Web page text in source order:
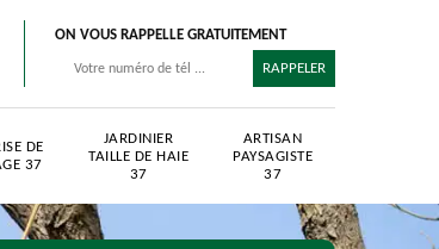
ON VOUS RAPPELLE GRATUITEMENT
DE
37
JARDINIER
TAILLE DE HAIE
37
ARTISAN
PAYSAGISTE
37